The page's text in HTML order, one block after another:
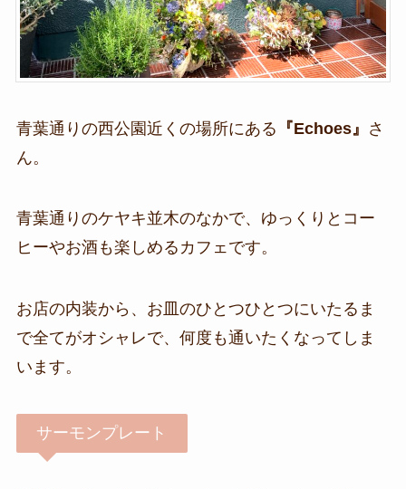
青葉通りの西公園近くの場所にある 『Echoes』 さ
ん。
青葉通りのケヤキ並木のなかで、ゆっくりとコー
ヒーやお酒も楽しめるカフェです。
お店の内装から、お皿のひとつひとつにいたるま
で全てがオシャレで、何度も通いたくなってしま
います。
サーモンプレート